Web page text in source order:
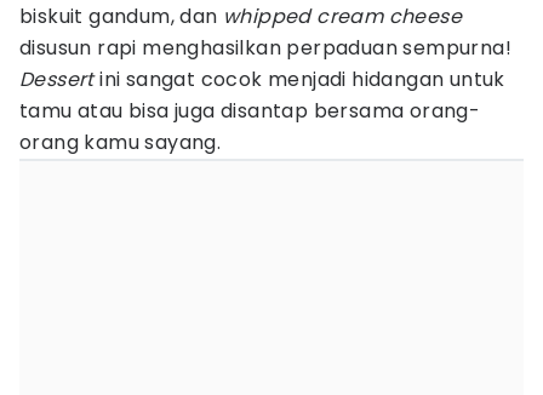
biskuit gandum, dan whipped cream cheese
disusun rapi menghasilkan perpaduan sempurna!
Dessertini sangat cocok menjadi hidangan untuk
tamu atau bisa juga disantap bersama orang-
orang kamu sayang.